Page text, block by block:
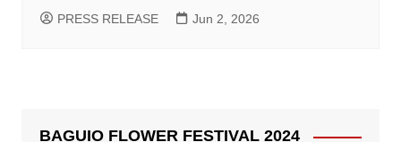
PRESS RELEASE Jun 2, 2026
BAGUIO FLOWER FESTIVAL 2024